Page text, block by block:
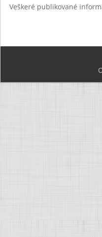
Veškeré publikované